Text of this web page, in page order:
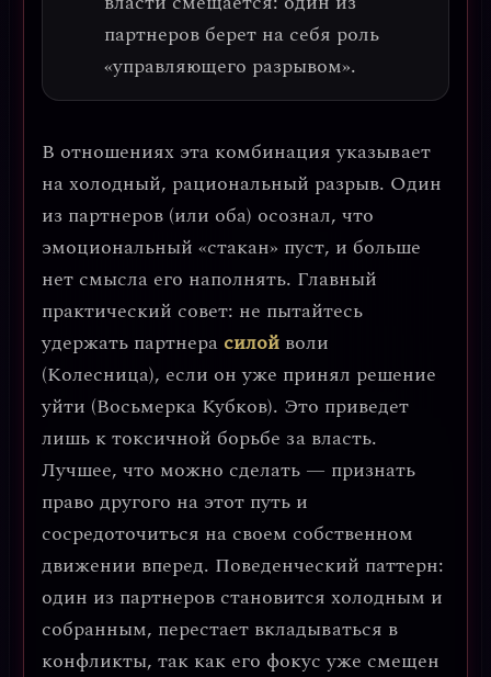
партнеров берет на себя роль
«управляющего разрывом».
В отношениях эта комбинация указывает
на холодный, рациональный разрыв. Один
из партнеров (или оба) осознал, что
эмоциональный «стакан» пуст, и больше
нет смысла его наполнять. Главный
практический совет: не пытайтесь
удержать партнера силой воли
(Колесница), если он уже принял решение
уйти (Восьмерка Кубков). Это приведет
лишь к токсичной борьбе за власть.
Лучшее, что можно сделать — признать
право другого на этот путь и
сосредоточиться на своем собственном
движении вперед. Поведенческий паттерн:
один из партнеров становится холодным и
собранным, перестает вкладываться в
конфликты, так как его фокус уже смещен